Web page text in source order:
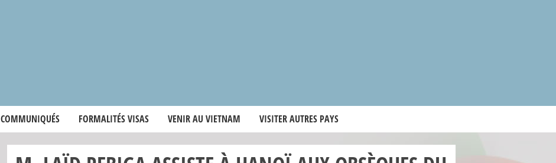
COMMUNIQUÉS FORMALITÉS VISAS VENIR AU VIETNAM VISITER AUTRES PAYS